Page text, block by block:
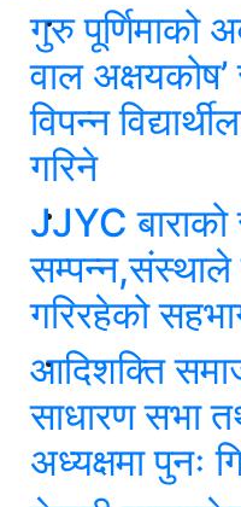
गुरु पूर्णिमाको
वाल अक्षयकोष’
विपन्न
गरिने
JJYC बाराको
गरिरहेको
आदिशक्ति
साधारण सभा
अध्यक्षमा पुनः